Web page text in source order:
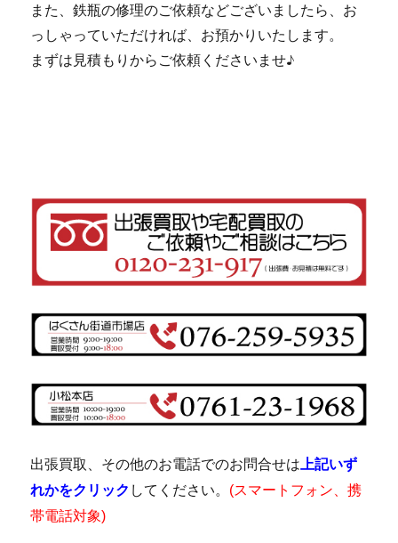
また、鉄瓶の修理のご依頼などございましたら、お
っしゃっていただければ、お預かりいたします。
まずは見積もりからご依頼くださいませ♪
出張買取、その他のお電話でのお問合せは上記いず
れかをクリック してください。 (スマートフォン、携
帯電話対象)